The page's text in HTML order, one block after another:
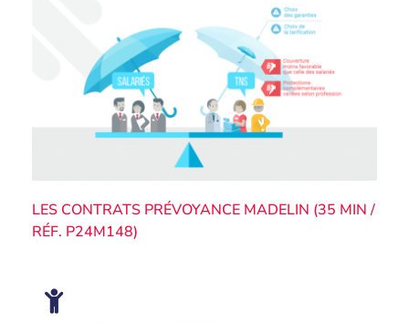
LES CONTRATS PRÉVOYANCE MADELIN (35 MIN /
RÉF. P24M148)